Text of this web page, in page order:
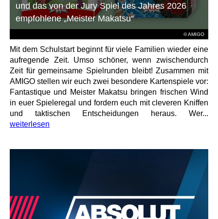
© AMIGO
und das von der Jury Spiel des Jahres 2026
empfohlene „Meister Makatsu“
Mit dem Schulstart beginnt für viele Familien wieder eine
aufregende Zeit. Umso schöner, wenn zwischendurch
Zeit für gemeinsame Spielrunden bleibt! Zusammen mit
AMIGO stellen wir euch zwei besondere Kartenspiele vor:
Fantastique und Meister Makatsu bringen frischen Wind
in euer Spieleregal und fordern euch mit cleveren Kniffen
und taktischen Entscheidungen heraus. Wer...
weiterlesen